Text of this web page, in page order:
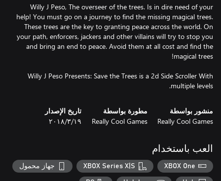
Willy J Peso, The overseer of the trees. Is in dire need of your
help! You must go on a journey to find the missing magical trees.
These trees are the key to granting peace across the world. On
your path, enforcers, jackers and other villains will try to stop you
and bring an end to peace. Avoid them at all cost and find the
Willy J Peso Presents: Save the Trees is a 2d Side Scroller With
multiple levels.
منشور بواسطة
Really Cool Games
مطورة بواسطة
Really Cool Games
تاريخ الإصدار
١٩‏/٣‏/٢٠١٨
العب باستخدام
XBOX One
XBOX Series X|S جهاز محمول